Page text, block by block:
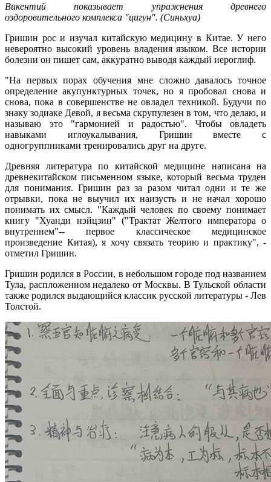
Викентий показывает упражнения древнего
оздоровительного комплекса "цигун". (Синьхуа)
Гришин рос и изучал китайскую медицину в Китае. У него
невероятно высокий уровень владения языком. Все истории
болезни он пишет сам, аккуратно выводя каждый иероглиф.
"На первых порах обучения мне сложно давалось точное
определение акупунктурных точек, но я пробовал снова и
снова, пока в совершенстве не овладел техникой. Будучи по
знаку зодиаке Девой, я весьма скрупулезен в том, что делаю, и
называю это "гармонией и радостью". Чтобы овладеть
навыками иглоукалывания, Гришин вместе с
одногруппниками тренировались друг на друге.
Древняя литература по китайской медицине написана на
древнекитайском письменном языке, который весьма труден
для понимания. Гришин раз за разом читал одни и те же
отрывки, пока не выучил их наизусть и не начал хорошо
понимать их смысл. "Каждый человек по своему понимает
книгу "Хуанди нэйцзин" ("Трактат Желтого императора о
внутреннем"-- первое классическое медицинское
произведение Китая), я хочу связать теорию и практику", -
отметил Гришин.
Гришин родился в России, в небольшом городе под названием
Тула, распложенном недалеко от Москвы. В Тульской области
также родился выдающийся классик русской литературы - Лев
Толстой.